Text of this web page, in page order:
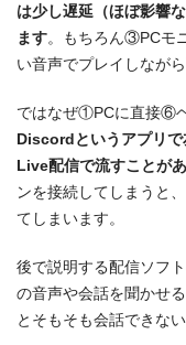
は少し遅延（ほぼ影響
ます。もちろん③PCモ
い音声でプレイしなが
ではなぜ①PCに直接⑥
Discordというアプリ
Live配信で流すことが
ンを接続してしまうと
てしまいます。
後で説明する配信ソフ
の音声や会話を聞かせ
とそもそも会話できな